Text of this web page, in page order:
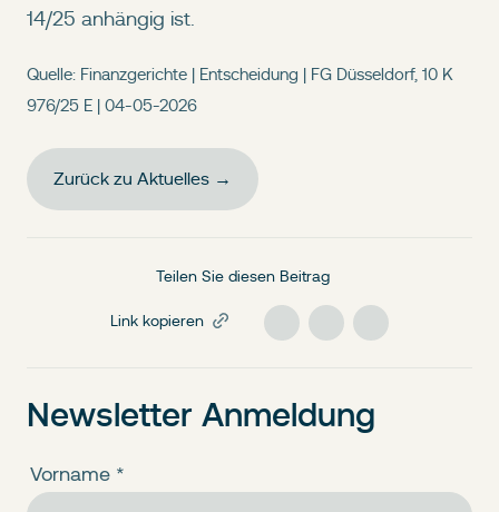
14/25 anhängig ist.
Quelle: Finanzgerichte | Entscheidung | FG Düsseldorf, 10 K
976/25 E | 04-05-2026
Zurück zu Aktuelles →
Teilen Sie diesen Beitrag
Link kopieren
Newsletter Anmeldung